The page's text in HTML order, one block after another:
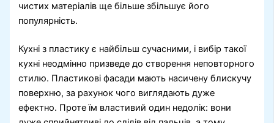
чистих матеріалів ще більше збільшує його
популярність.
Кухні з пластику є найбільш сучасними, і вибір такої
кухні неодмінно призведе до створення неповторного
стилю. Пластикові фасади мають насичену блискучу
поверхню, за рахунок чого виглядають дуже
ефектно. Проте їм властивий один недолік: вони